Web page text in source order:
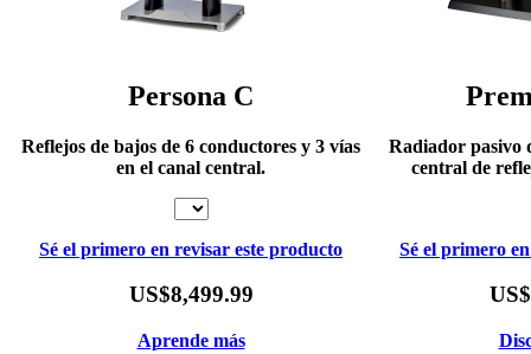
Persona C
Reflejos de bajos de 6 conductores y 3 vías
en el canal central.
Sé el primero en revisar este producto
US$8,499.99
Aprende más
Radiador pasivo
central de
Sé el primero